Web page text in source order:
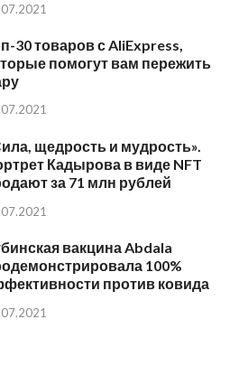
30 товаров с AliExpress,
помогут вам пережить
щедрость и мудрость».
Кадырова в виде NFT
за 71 млн рублей
вакцина Abdala
100%
против ковида